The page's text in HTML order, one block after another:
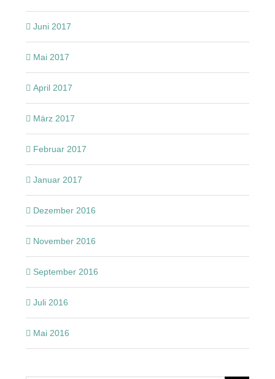
Juni 2017
Mai 2017
April 2017
März 2017
Februar 2017
Januar 2017
Dezember 2016
November 2016
September 2016
Juli 2016
Mai 2016